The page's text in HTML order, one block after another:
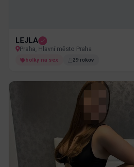
LEJLA
Praha, Hlavní město Praha
holky na sex 29 rokov